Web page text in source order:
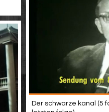
Der schwarze kanal (5